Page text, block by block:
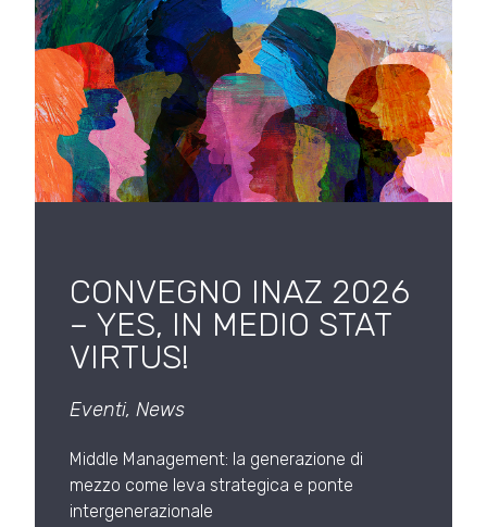
CONVEGNO INAZ 2026
– YES, IN MEDIO STAT
VIRTUS!
Eventi, News
Middle Management: la generazione di
mezzo come leva strategica e ponte
intergenerazionale